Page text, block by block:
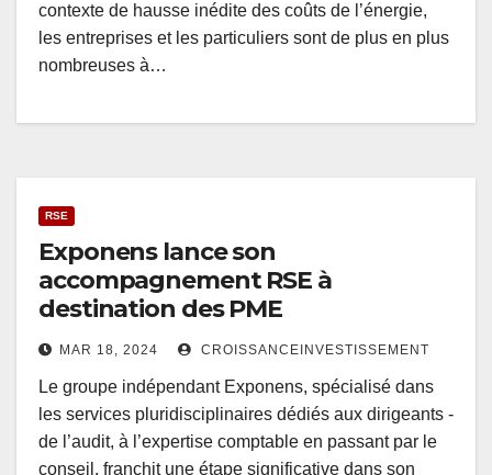
contexte de hausse inédite des coûts de l’énergie,
les entreprises et les particuliers sont de plus en plus
nombreuses à…
RSE
Exponens lance son
accompagnement RSE à
destination des PME
MAR 18, 2024 CROISSANCEINVESTISSEMENT
Le groupe indépendant Exponens, spécialisé dans
les services pluridisciplinaires dédiés aux dirigeants -
de l’audit, à l’expertise comptable en passant par le
conseil, franchit une étape significative dans son